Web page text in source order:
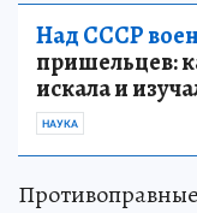
Над СССР
пришельцев:
искала и
НАУКА